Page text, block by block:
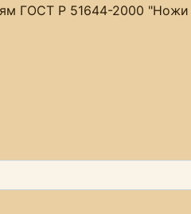
ГОСТ Р 51644-2000